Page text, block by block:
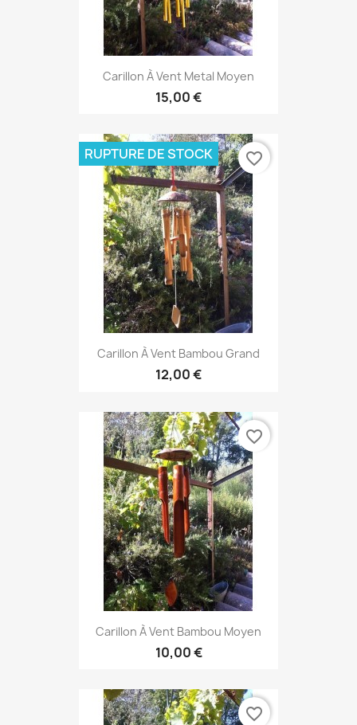
Carillon À Vent Metal Moyen
15,00 €
Carillon À Vent Bambou Grand
12,00 €
RUPTURE DE STOCK favorite_border
Carillon À Vent Bambou Moyen
10,00 €
favorite_border
favorite_border